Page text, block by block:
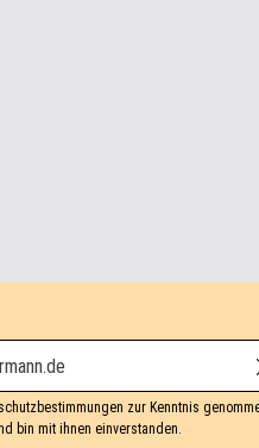
zur Kenntnis
bin mit ihnen einverstanden.